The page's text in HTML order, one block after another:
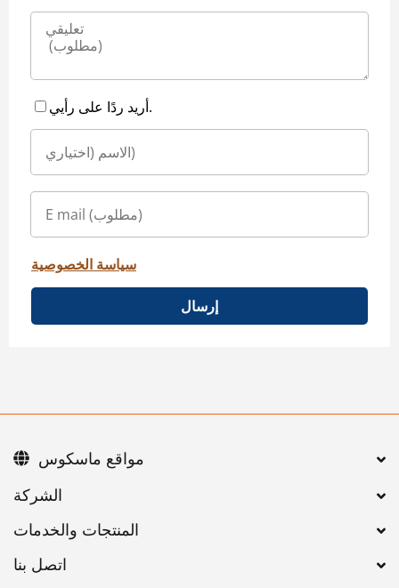
أريد ردًا على رأيي.
سياسة الخصوصية
إرسال
اتصل بنا
مواقع ماسكوس